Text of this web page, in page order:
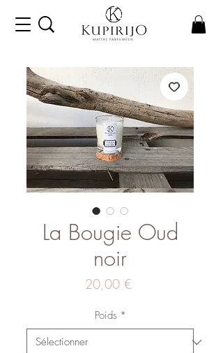
La Bougie Oud
noir
20,00 €Prix
Poids *